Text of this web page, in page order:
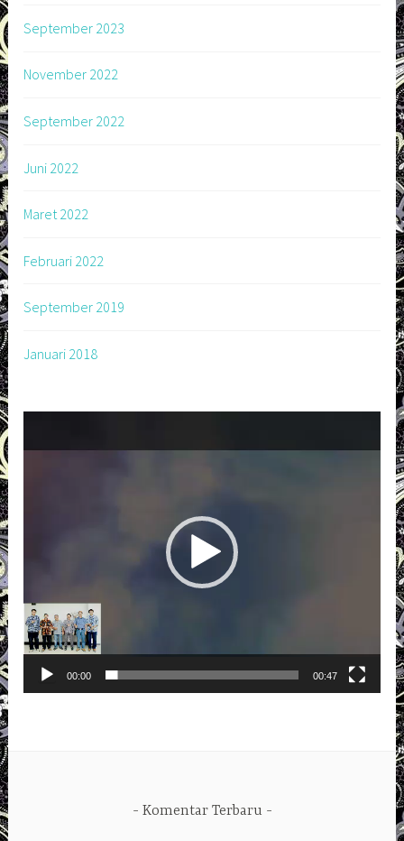
September 2023
November 2022
September 2022
Juni 2022
Maret 2022
Februari 2022
September 2019
Januari 2018
00:00 00:47
Komentar Terbaru